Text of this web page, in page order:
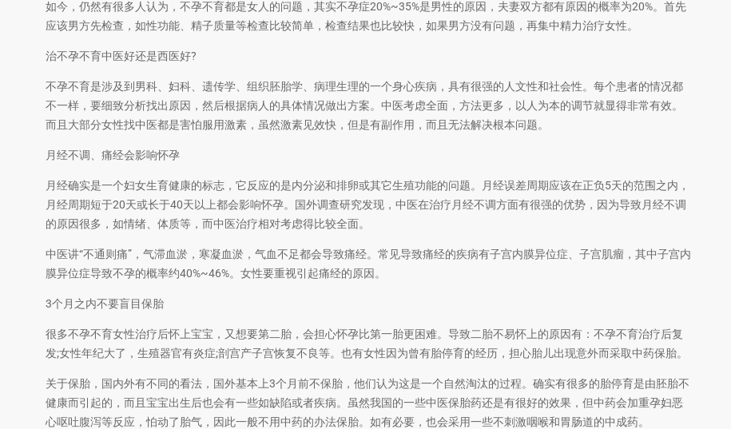
如今，仍然有很多人认为，不孕不育都是女人的问题，其实不孕症20%~35%是男性的原因，夫妻双方都有原因的概率为20%。首先
应该男方先检查，如性功能、精子质量等检查比较简单，检查结果也比较快，如果男方没有问题，再集中精力治疗女性。
治不孕不育中医好还是西医好?
不孕不育是涉及到男科、妇科、遗传学、组织胚胎学、病理生理的一个身心疾病，具有很强的人文性和社会性。每个患者的情况都
不一样，要细致分析找出原因，然后根据病人的具体情况做出方案。中医考虑全面，方法更多，以人为本的调节就显得非常有效。
而且大部分女性找中医都是害怕服用激素，虽然激素见效快，但是有副作用，而且无法解决根本问题。
月经不调、痛经会影响怀孕
月经确实是一个妇女生育健康的标志，它反应的是内分泌和排卵或其它生殖功能的问题。月经误差周期应该在正负5天的范围之内，
月经周期短于20天或长于40天以上都会影响怀孕。国外调查研究发现，中医在治疗月经不调方面有很强的优势，因为导致月经不调
的原因很多，如情绪、体质等，而中医治疗相对考虑得比较全面。
中医讲“不通则痛”，气滞血淤，寒凝血淤，气血不足都会导致痛经。常见导致痛经的疾病有子宫内膜异位症、子宫肌瘤，其中子宫内
膜异位症导致不孕的概率约40%~46%。女性要重视引起痛经的原因。
3个月之内不要盲目保胎
很多不孕不育女性治疗后怀上宝宝，又想要第二胎，会担心怀孕比第一胎更困难。导致二胎不易怀上的原因有：不孕不育治疗后复
发;女性年纪大了，生殖器官有炎症;剖宫产子宫恢复不良等。也有女性因为曾有胎停育的经历，担心胎儿出现意外而采取中药保胎。
关于保胎，国内外有不同的看法，国外基本上3个月前不保胎，他们认为这是一个自然淘汰的过程。确实有很多的胎停育是由胚胎不
健康而引起的，而且宝宝出生后也会有一些如缺陷或者疾病。虽然我国的一些中医保胎药还是有很好的效果，但中药会加重孕妇恶
心呕吐腹泻等反应，怕动了胎气，因此一般不用中药的办法保胎。如有必要，也会采用一些不刺激咽喉和胃肠道的中成药。